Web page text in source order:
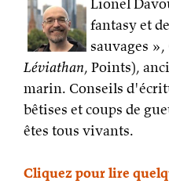
Lionel
fantasy et
sauvages
Léviathan, Points),
marin. Conseils
bêtises et coups de
êtes tous vivants.
Cliquez pour lire